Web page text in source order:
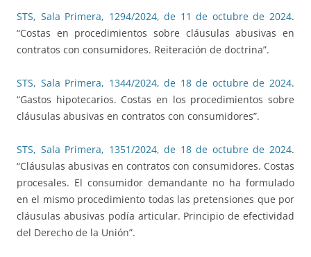
STS, Sala Primera, 1294/2024, de 11 de octubre de 2024.
“Costas en procedimientos sobre cláusulas abusivas en
contratos con consumidores. Reiteración de doctrina”.
STS, Sala Primera, 1344/2024, de 18 de octubre de 2024.
“Gastos hipotecarios. Costas en los procedimientos sobre
cláusulas abusivas en contratos con consumidores”.
STS, Sala Primera, 1351/2024, de 18 de octubre de 2024.
“Cláusulas abusivas en contratos con consumidores. Costas
procesales. El consumidor demandante no ha formulado
en el mismo procedimiento todas las pretensiones que por
cláusulas abusivas podía articular. Principio de efectividad
del Derecho de la Unión”.